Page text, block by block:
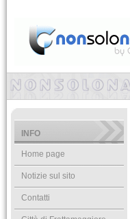
INFO
Home page
Notizie sul sito
Contatti